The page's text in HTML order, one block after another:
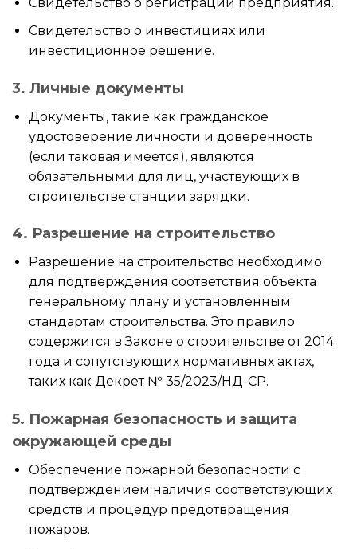
Свидетельство о инвестициях или
инвестиционное решение.
3. Личные документы
Документы, такие как гражданское
удостоверение личности и доверенность
(если таковая имеется), являются
обязательными для лиц, участвующих в
строительстве станции зарядки.
4. Разрешение на строительство
Разрешение на строительство необходимо
для подтверждения соответствия объекта
генеральному плану и установленным
стандартам строительства. Это правило
содержится в Законе о строительстве от 2014
года и сопутствующих нормативных актах,
таких как Декрет № 35/2023/НД-CP.
5. Пожарная безопасность и защита
окружающей среды
Обеспечение пожарной безопасности с
подтверждением наличия соответствующих
средств и процедур предотвращения
пожаров.